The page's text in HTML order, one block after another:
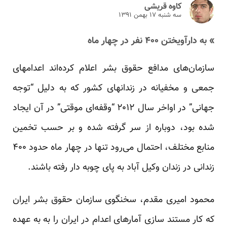
کاوه قریشی
سه شنبه ۱۷ بهمن ۱۳۹۱
» به دارآویختن ۴۰۰ نفر در چهار ماه
سازمان‌های مدافع حقوق بشر اعلام کرده‌اند اعدامهای
جمعی و مخفیانه در زندانهای کشور که به دلیل “توجه
جهانی” در اواخر سال ۲۰۱۲ “وقفه‌ای موقتی” در آن ایجاد
شده بود، دوباره از سر گرفته شده و بر حسب تخمین
منابع مختلف، احتمال می‌رود تنها در چهار ماه حدود ۴۰۰
زندانی در زندان وکیل آباد به پای چوبه دار رفته باشند.
محمود امیری مقدم، سخنگوی سازمان حقوق بشر ایران
که کار مستند سازی آمارهای اعدام در ایران را به به عهده